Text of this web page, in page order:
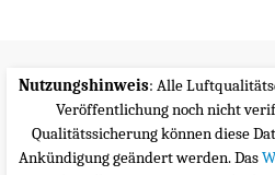
Nutzungshinweis: Alle
Veröffentlichung noch nicht
Qualitätssicherung können diese
Ankündigung geändert werden. Das